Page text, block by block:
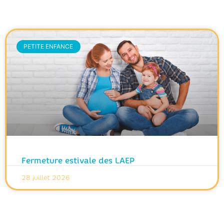
PETITE ENFANCE
Fermeture estivale des LAEP
28 juillet 2026